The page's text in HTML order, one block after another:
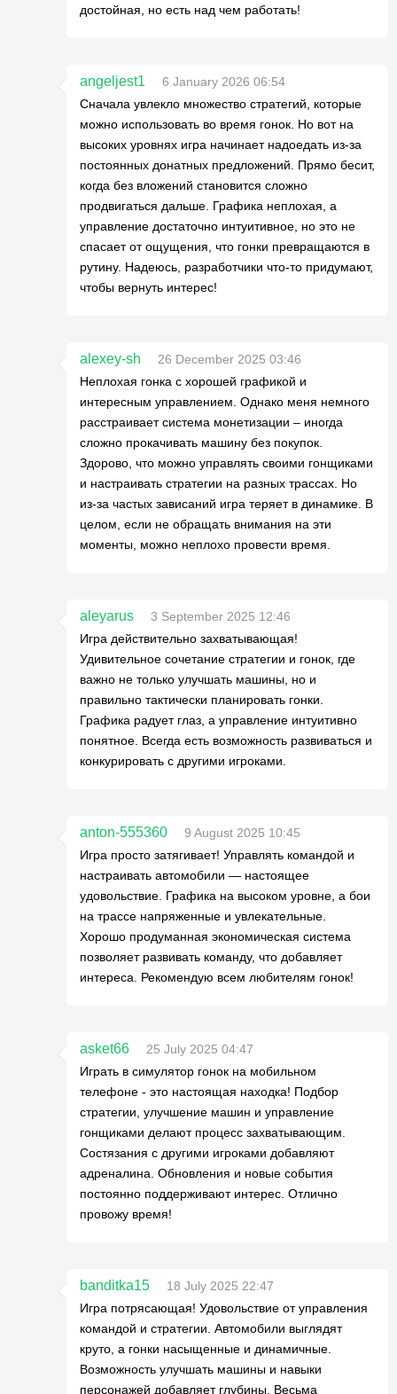
достойная, но есть над чем работать!
angeljest1
6 January 2026 06:54
Сначала увлекло множество стратегий, которые
можно использовать во время гонок. Но вот на
высоких уровнях игра начинает надоедать из-за
постоянных донатных предложений. Прямо бесит,
когда без вложений становится сложно
продвигаться дальше. Графика неплохая, а
управление достаточно интуитивное, но это не
спасает от ощущения, что гонки превращаются в
рутину. Надеюсь, разработчики что-то придумают,
чтобы вернуть интерес!
alexey-sh
26 December 2025 03:46
Неплохая гонка с хорошей графикой и
интересным управлением. Однако меня немного
расстраивает система монетизации – иногда
сложно прокачивать машину без покупок.
Здорово, что можно управлять своими гонщиками
и настраивать стратегии на разных трассах. Но
из-за частых зависаний игра теряет в динамике. В
целом, если не обращать внимания на эти
моменты, можно неплохо провести время.
aleyarus
3 September 2025 12:46
Игра действительно захватывающая!
Удивительное сочетание стратегии и гонок, где
важно не только улучшать машины, но и
правильно тактически планировать гонки.
Графика радует глаз, а управление интуитивно
понятное. Всегда есть возможность развиваться и
конкурировать с другими игроками.
anton-555360
9 August 2025 10:45
Игра просто затягивает! Управлять командой и
настраивать автомобили — настоящее
удовольствие. Графика на высоком уровне, а бои
на трассе напряженные и увлекательные.
Хорошо продуманная экономическая система
позволяет развивать команду, что добавляет
интереса. Рекомендую всем любителям гонок!
asket66
25 July 2025 04:47
Играть в симулятор гонок на мобильном
телефоне - это настоящая находка! Подбор
стратегии, улучшение машин и управление
гонщиками делают процесс захватывающим.
Состязания с другими игроками добавляют
адреналина. Обновления и новые события
постоянно поддерживают интерес. Отлично
провожу время!
banditka15
18 July 2025 22:47
Игра потрясающая! Удовольствие от управления
командой и стратегии. Автомобили выглядят
круто, а гонки насыщенные и динамичные.
Возможность улучшать машины и навыки
персонажей добавляет глубины. Весьма